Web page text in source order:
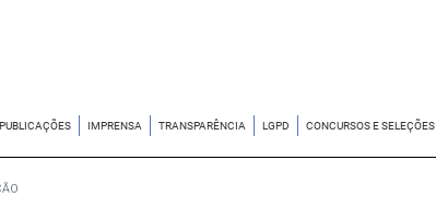
IMPRENSA TRANSPARÊNCIA LGPD CONCURSOS E SELEÇÕES